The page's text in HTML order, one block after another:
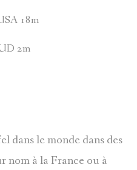
18m
2m
dans le monde dans des
nom à la France ou à